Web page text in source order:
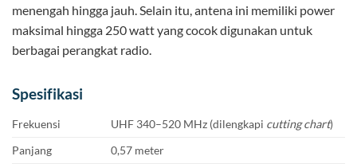
menengah hingga jauh. Selain itu, antena ini memiliki power
maksimal hingga 250 watt yang cocok digunakan untuk
berbagai perangkat radio.
Spesifikasi
Frekuensi UHF 340–520 MHz (dilengkapi cutting chart)
Panjang
0,57 meter